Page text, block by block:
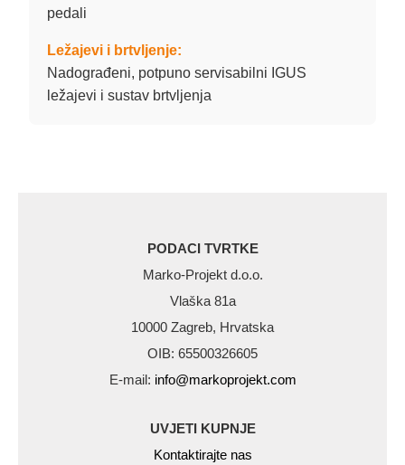
pedali
Ležajevi i brtvljenje:
Nadograđeni, potpuno servisabilni IGUS
ležajevi i sustav brtvljenja
PODACI TVRTKE
Marko-Projekt d.o.o.
Vlaška 81a
10000 Zagreb, Hrvatska
OIB: 65500326605
E-mail: info@markoprojekt.com
UVJETI KUPNJE
Kontaktirajte nas